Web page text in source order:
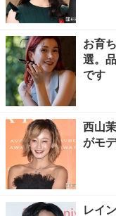
お育
選。
です
西山
がモ
レイ